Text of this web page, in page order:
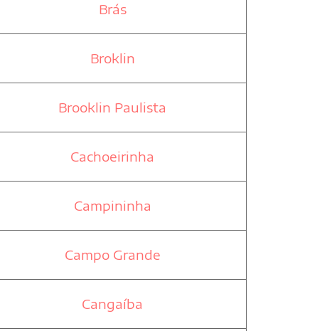
Brás
Broklin
Brooklin Paulista
Cachoeirinha
Campininha
Campo Grande
Cangaíba